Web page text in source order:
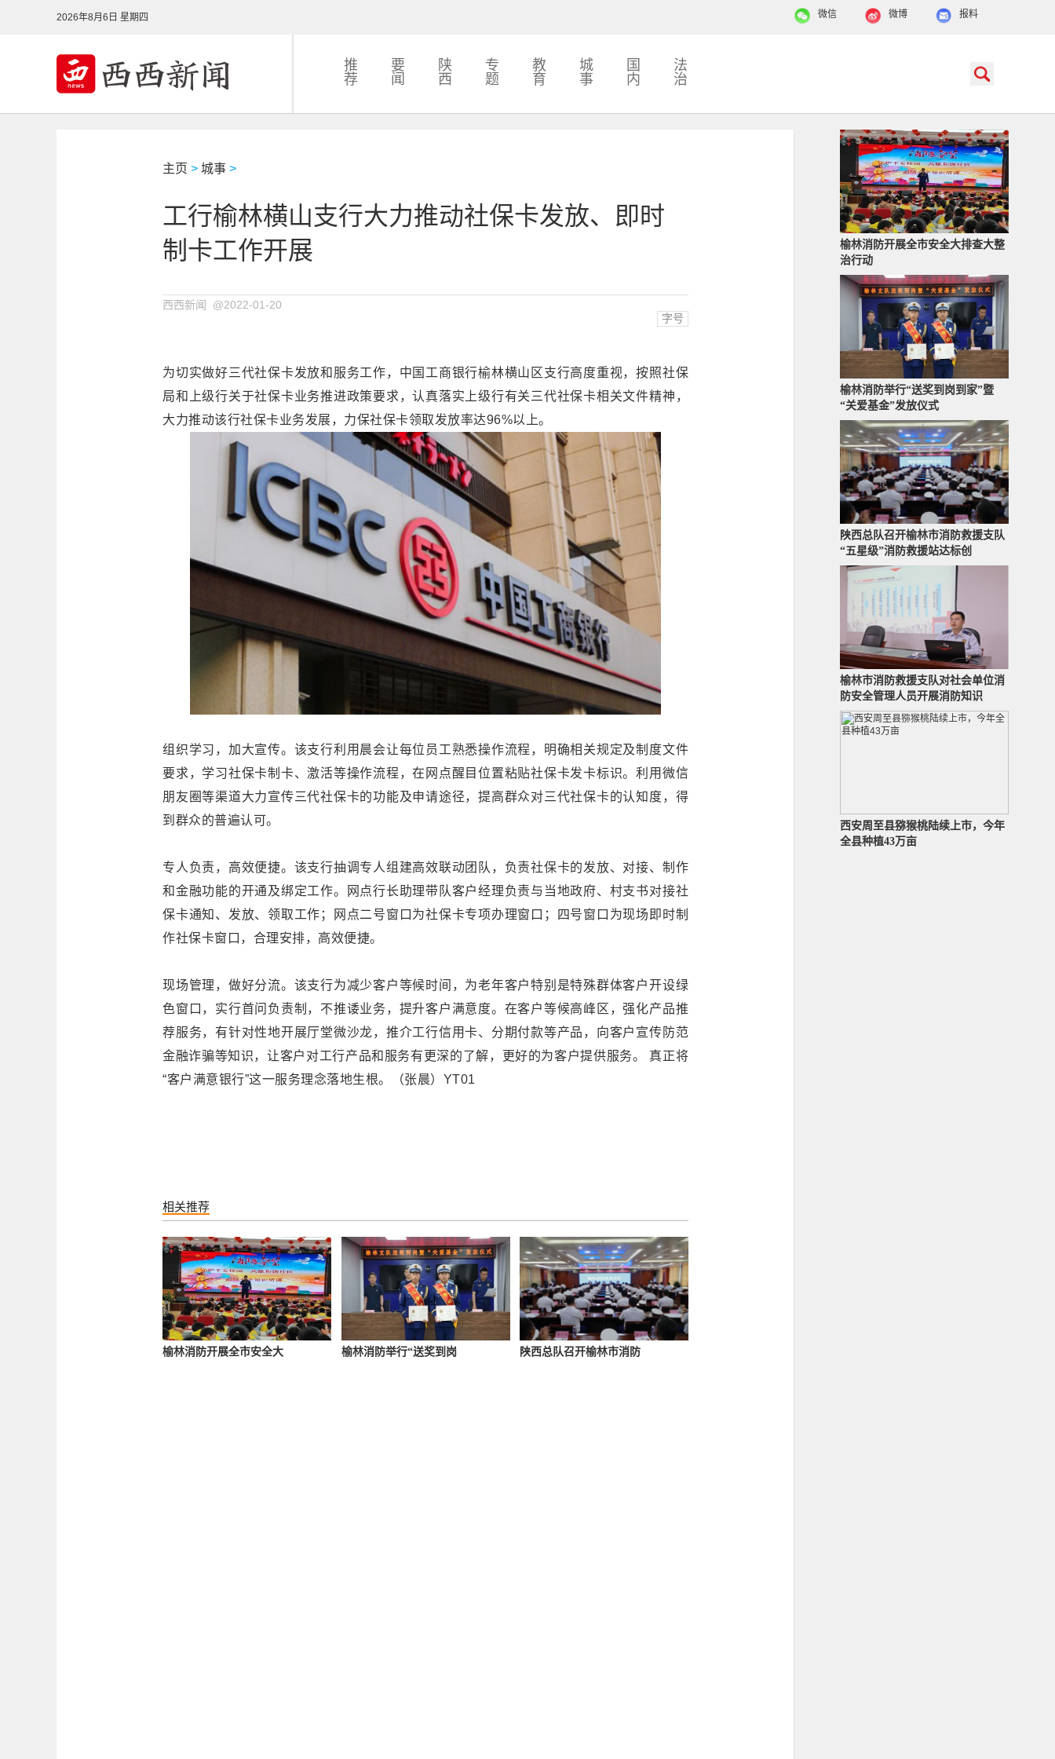
2026年8月6日 星期四 报料
微博
微信
推
荐
要
闻
陕
西
专
题
教
育
城
事
国
内
法
治
主页 > 城事 >
工行榆林横山支行大力推动社保卡发放、即时
制卡工作开展
西西新闻 @2022-01-20
字号
为切实做好三代社保卡发放和服务工作，中国工商银行榆林横山区支行高度重视，按照社保
局和上级行关于社保卡业务推进政策要求，认真落实上级行有关三代社保卡相关文件精神，
大力推动该行社保卡业务发展，力保社保卡领取发放率达96%以上。
组织学习，加大宣传。该支行利用晨会让每位员工熟悉操作流程，明确相关规定及制度文件
要求，学习社保卡制卡、激活等操作流程，在网点醒目位置粘贴社保卡发卡标识。利用微信
朋友圈等渠道大力宣传三代社保卡的功能及申请途径，提高群众对三代社保卡的认知度，得
到群众的普遍认可。
专人负责，高效便捷。该支行抽调专人组建高效联动团队，负责社保卡的发放、对接、制作
和金融功能的开通及绑定工作。网点行长助理带队客户经理负责与当地政府、村支书对接社
保卡通知、发放、领取工作；网点二号窗口为社保卡专项办理窗口；四号窗口为现场即时制
作社保卡窗口，合理安排，高效便捷。
现场管理，做好分流。该支行为减少客户等候时间，为老年客户特别是特殊群体客户开设绿
色窗口，实行首问负责制，不推诿业务，提升客户满意度。在客户等候高峰区，强化产品推
荐服务，有针对性地开展厅堂微沙龙，推介工行信用卡、分期付款等产品，向客户宣传防范
金融诈骗等知识，让客户对工行产品和服务有更深的了解，更好的为客户提供服务。 真正将
“客户满意银行”这一服务理念落地生根。（张晨）YT01
相关推荐
榆林消防开展全市安全大 榆林消防举行“送奖到岗 陕西总队召开榆林市消防
榆林消防开展全市安全大排查大整
治行动
榆林消防举行“送奖到岗到家”暨
“关爱基金”发放仪式
陕西总队召开榆林市消防救援支队
“五星级”消防救援站达标创
榆林市消防救援支队对社会单位消
防安全管理人员开展消防知识
西安周至县猕猴桃陆续上市，今年
全县种植43万亩